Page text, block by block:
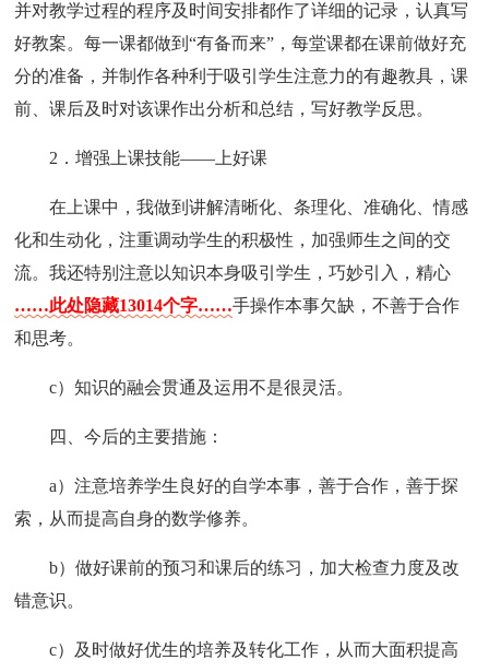
并对教学过程的程序及时间安排都作了详细的记录，认真写
好教案。每一课都做到“有备而来”，每堂课都在课前做好充
分的准备，并制作各种利于吸引学生注意力的有趣教具，课
前、课后及时对该课作出分析和总结，写好教学反思。
2．增强上课技能——上好课
在上课中，我做到讲解清晰化、条理化、准确化、情感
化和生动化，注重调动学生的积极性，加强师生之间的交
流。我还特别注意以知识本身吸引学生，巧妙引入，精心
……此处隐藏13014个字……手操作本事欠缺，不善于合作
和思考。
c）知识的融会贯通及运用不是很灵活。
四、今后的主要措施：
a）注意培养学生良好的自学本事，善于合作，善于探
索，从而提高自身的数学修养。
b）做好课前的预习和课后的练习，加大检查力度及改
错意识。
c）及时做好优生的培养及转化工作，从而大面积提高